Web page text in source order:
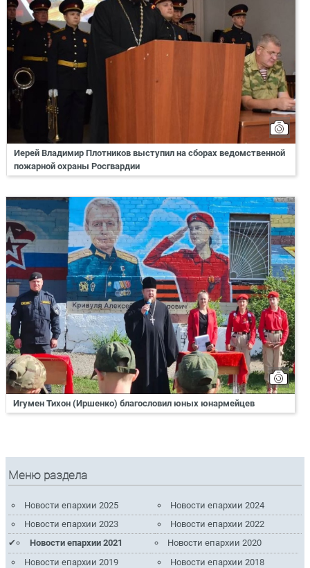
Иерей Владимир Плотников выступил на сборах ведомственной
пожарной охраны Росгвардии
Игумен Тихон (Иршенко) благословил юных юнармейцев
Меню раздела
Новости епархии 2025
Новости епархии 2024
Новости епархии 2023
Новости епархии 2022
Новости епархии 2021
Новости епархии 2020
Новости епархии 2019
Новости епархии 2018